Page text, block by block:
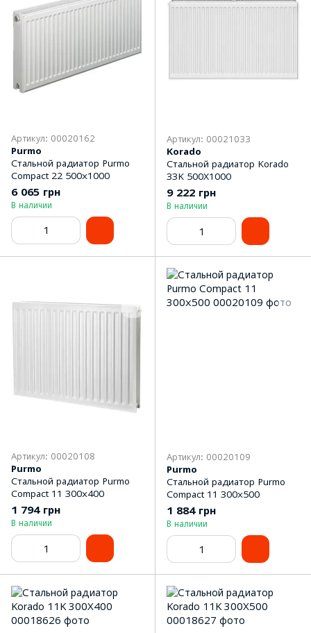
Артикул: 00020162
Purmo
Стальной радиатор Purmo
Compact 22 500х1000
6 065 грн
В наличии
Артикул: 00021033
Korado
Стальной радиатор Korado
33K 500Х1000
9 222 грн
В наличии
Артикул: 00020108
Purmo
Стальной радиатор Purmo
Compact 11 300х400
1 794 грн
В наличии
Артикул: 00020109
Purmo
Стальной радиатор Purmo
Compact 11 300х500
1 884 грн
В наличии